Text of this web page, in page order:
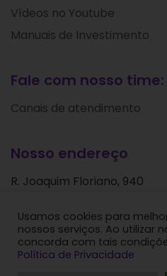
Vídeos no Youtube
Manuais de Investimento
Fale com nosso time:
Canais de atendimento
Nosso endereço
R. Joaquim Floriano, 940
São Paulo - SP
CEP: 04534-004
Usamos cookies para
nossos serviços. Ao utilizar
concorda com tais
Política de Privacidade